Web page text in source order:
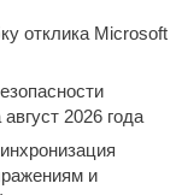
отклика Microsoft
2026 года
и